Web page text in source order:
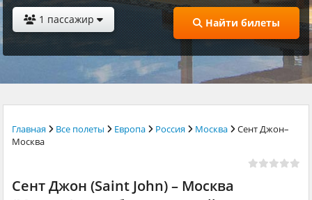
1 пассажир Найти билеты
Главная Все полеты Европа Россия Москва
Сент Джон–
Москва
Сент Джон (Saint John) – Москва